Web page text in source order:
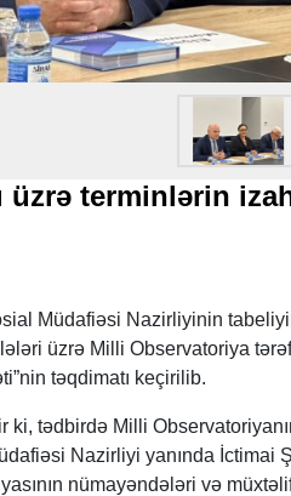
üzrə terminlərin
Müdafiəsi Nazirliyinin
üzrə Milli Observatoriya
təqdimatı keçirilib.
ki, tədbirdə Milli
Nazirliyi yanında İctimai
nümayəndələri və